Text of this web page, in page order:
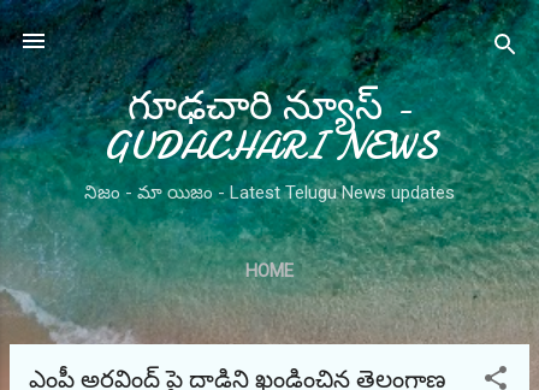
Skip to main content
గూఢచారి న్యూస్ -
GUDACHARI NEWS
నిజం - మా యిజం - Latest Telugu News updates
HOME
ఎంపీ అరవింద్ పై దాడిని ఖండించిన తెలంగాణ